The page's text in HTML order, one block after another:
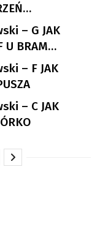
– G JAK
U BRAM
– F JAK
– C JAK